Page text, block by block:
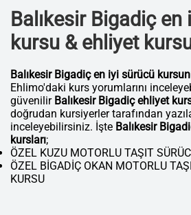
Balıkesir Bigadiç
kursu & ehliyet
Balıkesir Bigadiç en iyi sürücü
Ehlimo'daki kurs yorumlarını
güvenilir Balıkesir Bigadiç ehliyet
doğrudan kursiyerler tarafından
inceleyebilirsiniz. İşte Balıkesir
kursları;
ÖZEL KUZU MOTORLU TAŞIT
ÖZEL BİGADİÇ OKAN MOTORLU
KURSU